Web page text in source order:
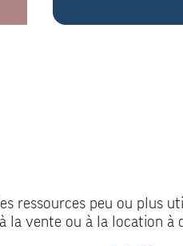
ressources peu ou plus
la vente ou à la location à